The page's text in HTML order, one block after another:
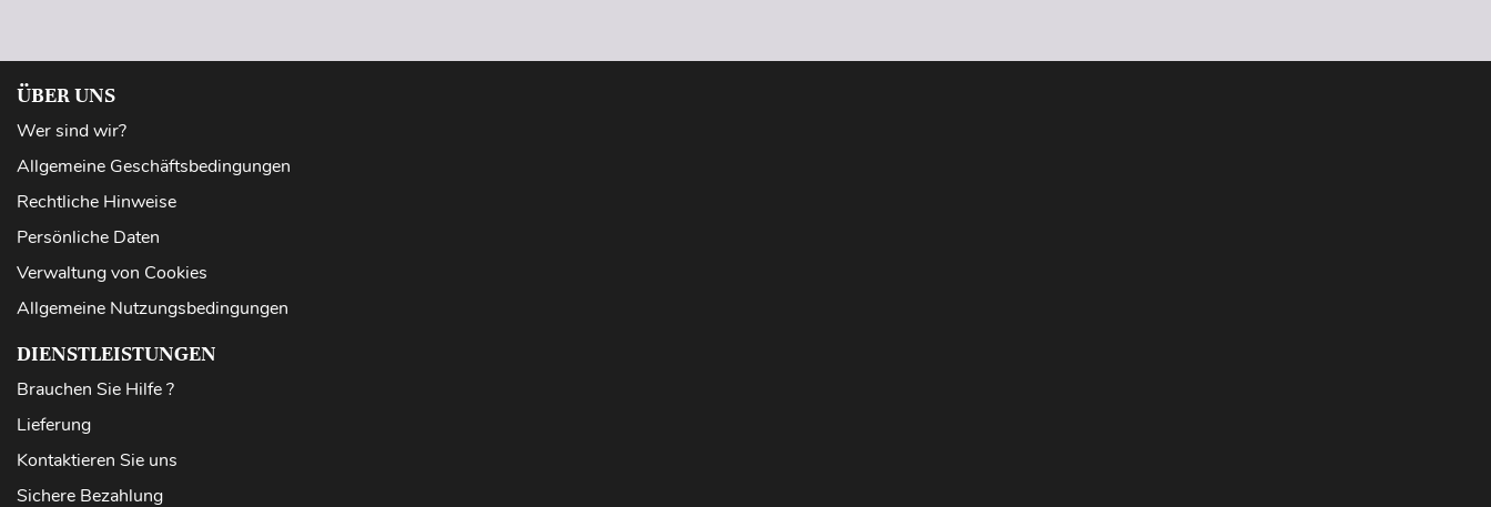
ÜBER UNS
Wer sind wir?
Allgemeine Geschäftsbedingungen
Rechtliche Hinweise
Persönliche Daten
Verwaltung von Cookies
Allgemeine Nutzungsbedingungen
DIENSTLEISTUNGEN
Brauchen Sie Hilfe ?
Lieferung
Kontaktieren Sie uns
Sichere Bezahlung